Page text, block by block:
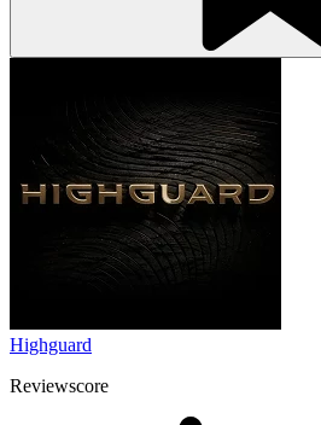
Highguard
Reviewscore